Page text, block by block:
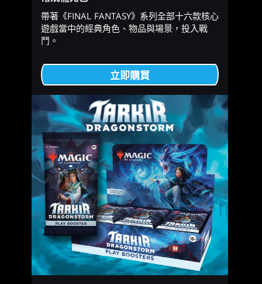
帶著《FINAL FANTASY》系列全部十六款核心
遊戲當中的經典角色、物品與場景，投入戰
鬥。
立即購買